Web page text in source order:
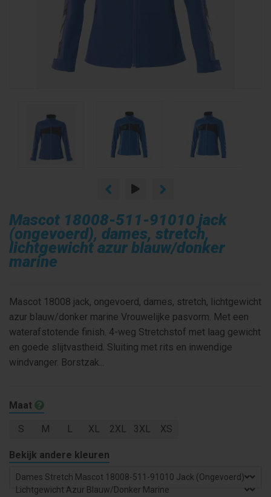
Mascot 18008-511-91010 jack
(ongevoerd), dames, stretch,
lichtgewicht azur blauw/donker
marine
Mascot 18008 jack, ongevoerd, dames, stretch, lichtgewicht
azur blauw/donker marine Vrouwelijke pasvorm. Met een
waterafstotende finish. 4-weg Stretchstof met laag gewicht
en goede slijtvastheid. Sluiting met rits en inwendige
windvanger. Borstzak...
Maat
S M L XL 2XL 3XL XS
Bekijk andere kleuren
Dames Stretch Mascot 18008-511-91010 Jack (ongevoerd)
Lichtgewicht Azur Blauw/donker Marine